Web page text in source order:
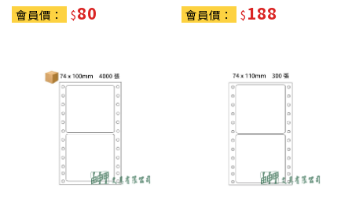
會員價：
$80
會員價：
$188